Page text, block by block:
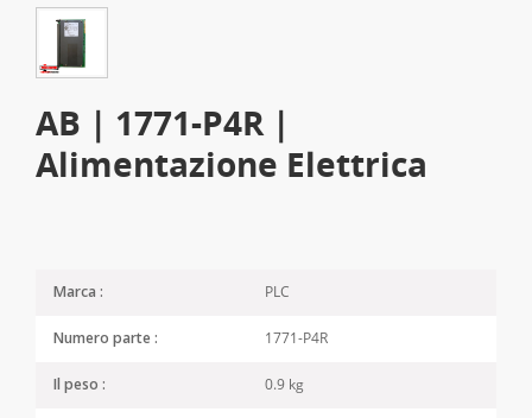
AB | 1771-P4R |
Alimentazione Elettrica
Marca : PLC
Numero parte : 1771-P4R
Il peso : 0.9 kg